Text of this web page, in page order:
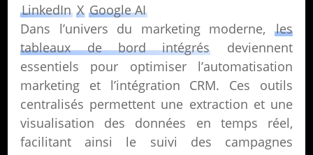
LinkedIn X Google AI
Dans l’univers du marketing moderne, les
tableaux de bord intégrés deviennent
essentiels pour optimiser l’automatisation
marketing et l’intégration CRM. Ces outils
centralisés permettent une extraction et une
visualisation des données en temps réel,
facilitant ainsi le suivi des campagnes